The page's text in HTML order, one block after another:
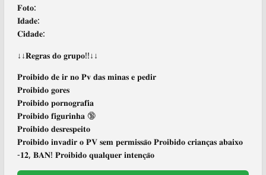
𝐅𝐨𝐭𝐨:
𝐈𝐝𝐚𝐝𝐞:
𝐂𝐢𝐝𝐚𝐝𝐞:
↓↓𝐑𝐞𝐠𝐫𝐚𝐬 𝐝𝐨 𝐠𝐫𝐮𝐩𝐨!!↓↓
𝐏𝐫𝐨𝐢𝐛𝐢𝐝𝐨 𝐝𝐞 𝐢𝐫 𝐧𝐨 𝐏𝐯 𝐝𝐚𝐬 𝐦𝐢𝐧𝐚𝐬 𝐞 𝐩𝐞𝐝𝐢𝐫
𝐏𝐫𝐨𝐢𝐛𝐢𝐝𝐨 𝐠𝐨𝐫𝐞𝐬
𝐏𝐫𝐨𝐢𝐛𝐢𝐝𝐨 𝐩𝐨𝐫𝐧𝐨𝐠𝐫𝐚𝐟𝐢𝐚
𝐏𝐫𝐨𝐢𝐛𝐢𝐝𝐨 𝐟𝐢𝐠𝐮𝐫𝐢𝐧𝐡𝐚 🔞
𝐏𝐫𝐨𝐢𝐛𝐢𝐝𝐨 𝐝𝐞𝐬𝐫𝐞𝐬𝐩𝐞𝐢𝐭𝐨
𝐏𝐫𝐨𝐢𝐛𝐢𝐝𝐨 𝐢𝐧𝐯𝐚𝐝𝐢𝐫 𝐨 𝐏𝐕 𝐬𝐞𝐦 𝐩𝐞𝐫𝐦𝐢𝐬𝐬𝐚̃𝐨 𝐏𝐫𝐨𝐢𝐛𝐢𝐝𝐨 𝐜𝐫𝐢𝐚𝐧𝐜̧𝐚𝐬 𝐚𝐛𝐚𝐢𝐱𝐨
-𝟏𝟐, 𝐁𝐀𝐍! 𝐏𝐫𝐨𝐢𝐛𝐢𝐝𝐨 𝐪𝐮𝐚𝐥𝐪𝐮𝐞𝐫 𝐢𝐧𝐭𝐞𝐧𝐜̧𝐚̃𝐨